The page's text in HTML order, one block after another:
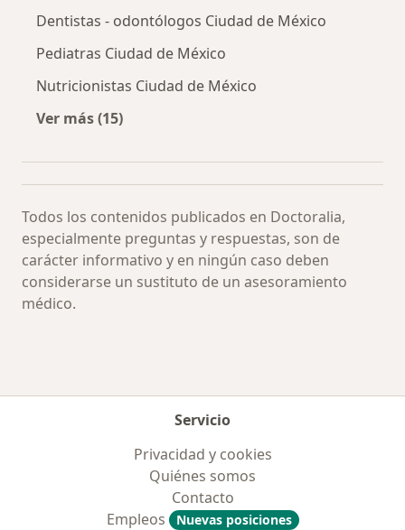
Dentistas - odontólogos Ciudad de México
Pediatras Ciudad de México
Nutricionistas Ciudad de México
Ver más (15)
Todos los contenidos publicados en Doctoralia,
especialmente preguntas y respuestas, son de
carácter informativo y en ningún caso deben
considerarse un sustituto de un asesoramiento
médico.
Servicio
Privacidad y cookies
Quiénes somos
Contacto
Empleos
Nuevas posiciones